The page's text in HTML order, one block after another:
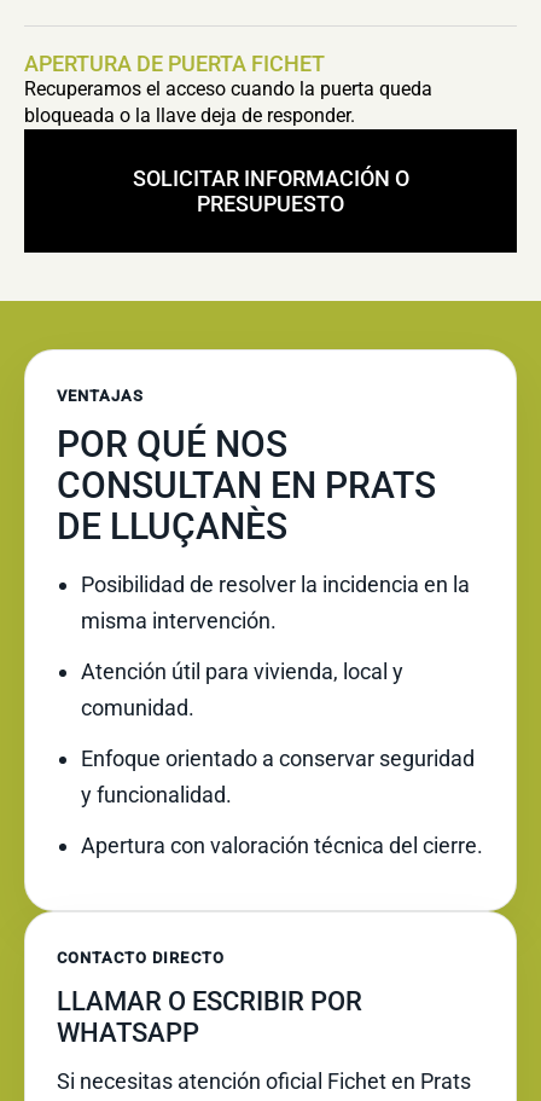
APERTURA DE PUERTA FICHET
Recuperamos el acceso cuando la puerta queda
bloqueada o la llave deja de responder.
SOLICITAR INFORMACIÓN O
PRESUPUESTO
VENTAJAS
POR QUÉ NOS
CONSULTAN EN PRATS
DE LLUÇANÈS
Posibilidad de resolver la incidencia en la
misma intervención.
Atención útil para vivienda, local y
comunidad.
Enfoque orientado a conservar seguridad
y funcionalidad.
Apertura con valoración técnica del cierre.
CONTACTO DIRECTO
LLAMAR O ESCRIBIR POR
WHATSAPP
Si necesitas atención oficial Fichet en Prats